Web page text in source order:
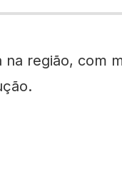
região, com